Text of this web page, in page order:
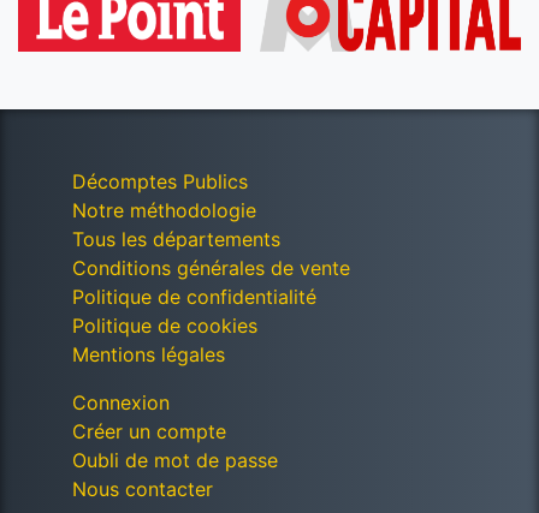
Décomptes Publics
Notre méthodologie
Tous les départements
Conditions générales de vente
Politique de confidentialité
Politique de cookies
Mentions légales
Connexion
Créer un compte
Oubli de mot de passe
Nous contacter